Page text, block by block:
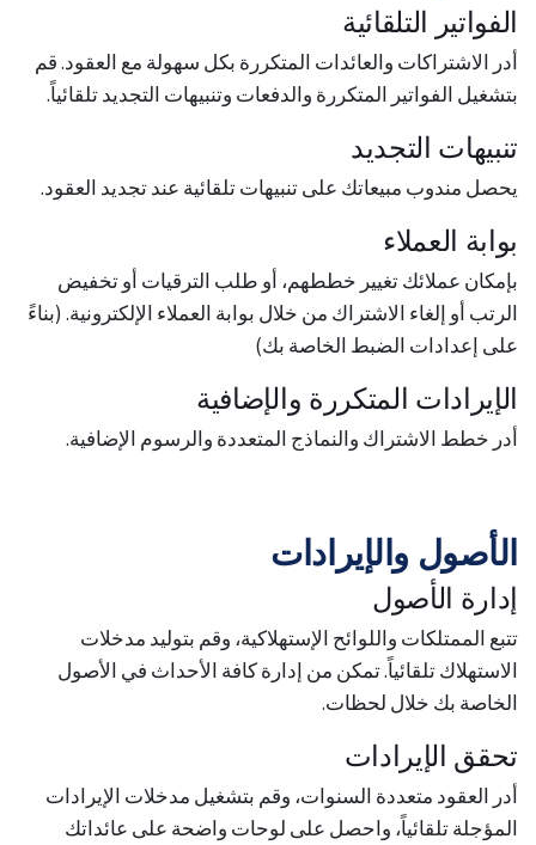
الفواتير التلقائية
أدر الاشتراكات والعائدات المتكررة بكل سهولة مع العقود. قم
بتشغيل الفواتير المتكررة والدفعات وتنبيهات التجديد تلقائياً.
تنبيهات التجديد
يحصل مندوب مبيعاتك على تنبيهات تلقائية عند تجديد العقود.
بوابة العملاء
بإمكان عملائك تغيير خططهم، أو طلب الترقيات أو تخفيض
الرتب أو إلغاء الاشتراك من خلال بوابة العملاء الإلكترونية. (بناءً
على إعدادات الضبط الخاصة بك)
الإيرادات المتكررة والإضافية
أدر خطط الاشتراك والنماذج المتعددة والرسوم الإضافية.
الأصول والإيرادات
إدارة الأصول
تتبع الممتلكات واللوائح الإستهلاكية، وقم بتوليد مدخلات
الاستهلاك تلقائياً. تمكن من إدارة كافة الأحداث في الأصول
الخاصة بك خلال لحظات.
تحقق الإيرادات
أدر العقود متعددة السنوات، وقم بتشغيل مدخلات الإيرادات
المؤجلة تلقائياً، واحصل على لوحات واضحة على عائداتك